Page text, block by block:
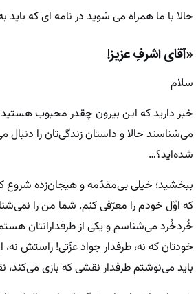
حالا با ما همراه می شوید در نامه ای که
«آقای اشرفِ عزیز!
سلام
خبر دارید که این بیرون چقدر محبوب
می‌شناسند حالا و داستان زندگی‌تان را
شده‌اید؟…
ببخشید؛ خیلی بی‌مقدّمه و هیجان‌زده شروع
که اوّل خودم را معرّفی کنم. شما من را
خُردخُرد می‌شناسم و یکی از طرفدارانتان
خودتان که نه، طرفدار جواد عزّتی! راستش
باید می‌نوشتم طرفدار نقشی که بازی